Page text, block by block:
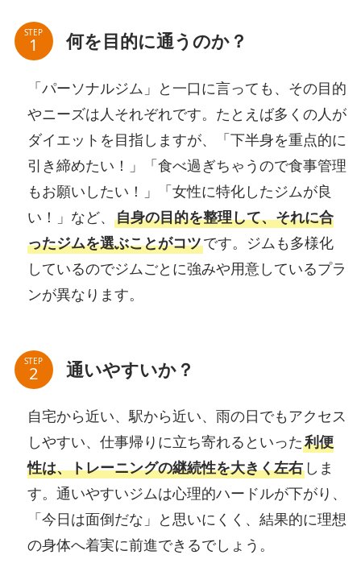
STEP 何を目的に通うのか？
「パーソナルジム」と一口に言っても、その目的
やニーズは人それぞれです。たとえば多くの人が
ダイエットを目指しますが、「下半身を重点的に
引き締めたい！」「食べ過ぎちゃうので食事管理
もお願いしたい！」「女性に特化したジムが良
い！」など、 自身の目的を整理して、それに合
ったジムを選ぶことがコツです。ジムも多様化
しているのでジムごとに強みや用意しているプラ
ンが異なります。
STEP 通いやすいか？
自宅から近い、駅から近い、雨の日でもアクセス
しやすい、仕事帰りに立ち寄れるといった利便
性は、トレーニングの継続性を大きく左右しま
す。通いやすいジムは心理的ハードルが下がり、
「今日は面倒だな」と思いにくく、結果的に理想
の身体へ着実に前進できるでしょう。